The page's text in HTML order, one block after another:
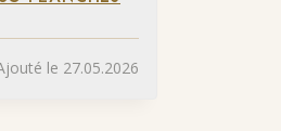
le 27.05.2026